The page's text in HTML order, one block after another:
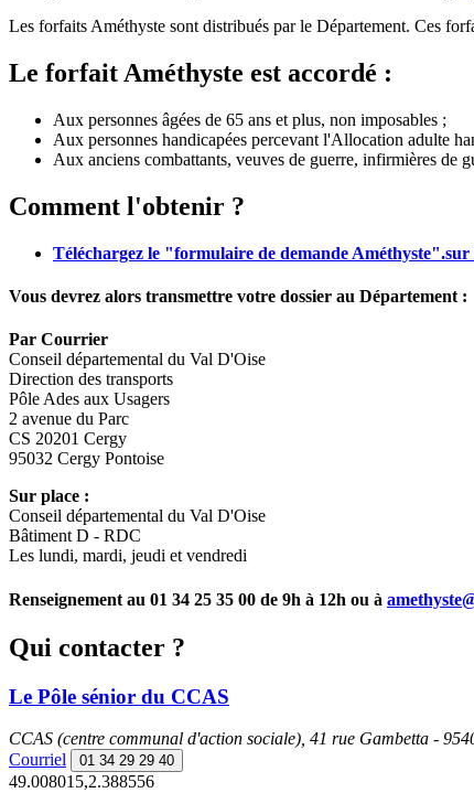
Les forfaits Améthyste sont distribués par le Département. Ces
Le forfait Améthyste est accordé :
Aux personnes âgées de 65 ans et plus, non imposables ;
Aux personnes handicapées percevant l'Allocation adulte
Aux anciens combattants, veuves de guerre, infirmières de
Comment l'obtenir ?
Téléchargez le "formulaire de demande
Vous devrez alors transmettre votre dossier au Département :
Par Courrier
Conseil départemental du Val D'Oise
Direction des transports
Pôle Ades aux Usagers
2 avenue du Parc
CS 20201 Cergy
95032 Cergy Pontoise
Sur place :
Conseil départemental du Val D'Oise
Bâtiment D - RDC
Les lundi, mardi, jeudi et vendredi
Renseignement au 01 34 25 35 00 de 9h à 12h ou à
Qui contacter ?
Le Pôle sénior du CCAS
CCAS (centre communal d'action sociale), 41 rue Gambetta -
Courriel
01 34 29 29 40
49.008015,2.388556